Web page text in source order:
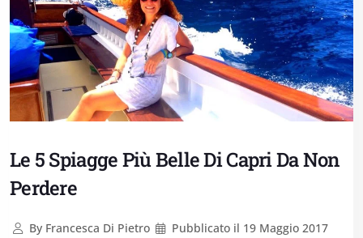
Le 5 Spiagge Più Belle Di Capri Da Non
Perdere
ByFrancesca Di Pietro Pubblicato il 19 Maggio 2017